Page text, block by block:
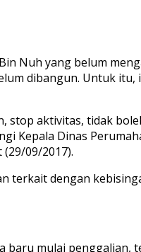
Nuh yang belum
dibangun. Untuk
stop aktivitas, tidak
Kepala Dinas
09/2017).
terkait dengan
mulai penggalian,